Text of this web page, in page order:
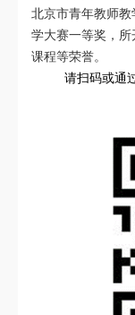
北京市青年教师
学大赛一等奖，
课程等荣誉。
请扫码或通